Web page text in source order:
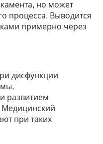
но может
процесса. Выводится
примерно через
дисфункции
развитием
Медицинский
при таких